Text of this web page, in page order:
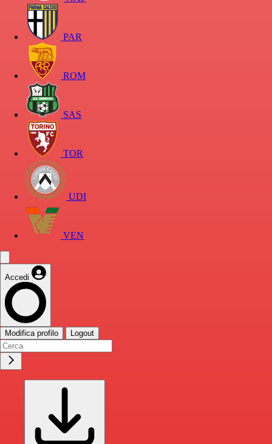
PAR
ROM
SAS
TOR
UDI
VEN
Accedi
Modifica profilo Logout